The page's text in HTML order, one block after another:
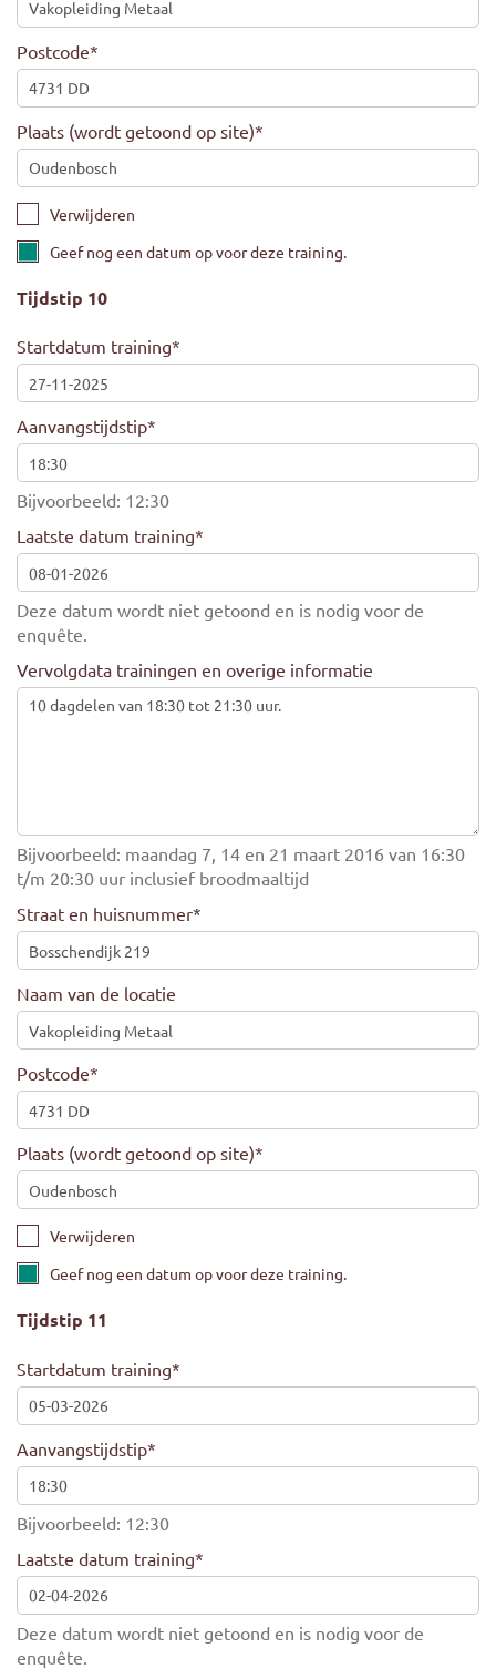
Postcode*
Plaats (wordt getoond op site)*
Verwijderen
Geef nog een datum op voor deze training.
Tijdstip 10
Startdatum training*
Aanvangstijdstip*
Bijvoorbeeld: 12:30
Laatste datum training*
Deze datum wordt niet getoond en is nodig voor de
enquête.
Vervolgdata trainingen en overige informatie
Bijvoorbeeld: maandag 7, 14 en 21 maart 2016 van 16:30
t/m 20:30 uur inclusief broodmaaltijd
Straat en huisnummer*
Naam van de locatie
Postcode*
Plaats (wordt getoond op site)*
Verwijderen
Geef nog een datum op voor deze training.
Tijdstip 11
Startdatum training*
Aanvangstijdstip*
Bijvoorbeeld: 12:30
Laatste datum training*
Deze datum wordt niet getoond en is nodig voor de
enquête.